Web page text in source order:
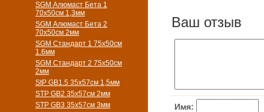
SGM Алюмаст Бета 1
70х50см 1,3мм
SGM Алюмаст Бета 2
70х50см 2мм
SGM Стандарт 1 75х50см
1.6мм
SGM Стандарт 2 75х50см
2мм
StP GB1.5 35х57см 1,5мм
STP GB2 35х57см 2мм
STP GB3 35х57см 3мм
Ваш отзыв
Имя: